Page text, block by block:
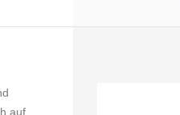
auf